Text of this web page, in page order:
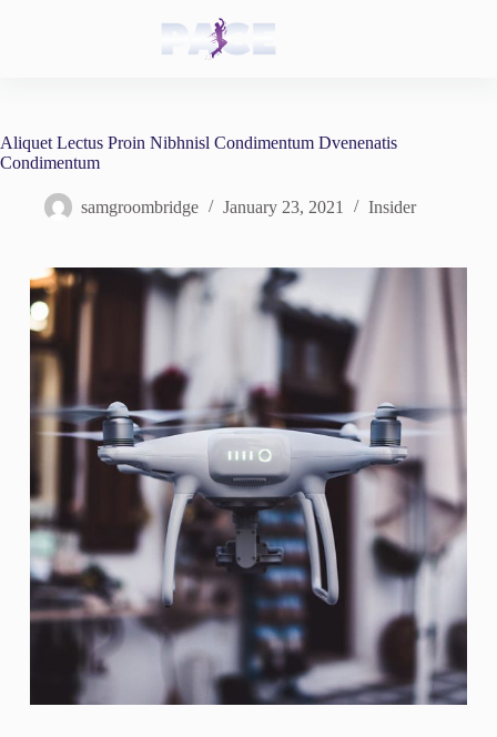
Aliquet Lectus Proin Nibhnisl Condimentum Dvenenatis
Condimentum
samgroombridge January 23, 2021 Insider